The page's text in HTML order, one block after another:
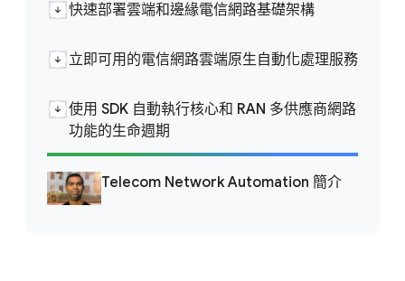
快速部署雲端和邊緣電信網路基礎架構
立即可用的電信網路雲端原生自動化處理服務
使用 SDK 自動執行核心和 RAN 多供應商網路
功能的生命週期
Telecom Network Automation 簡介